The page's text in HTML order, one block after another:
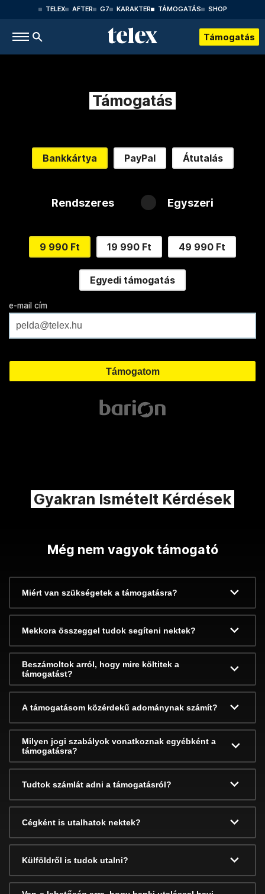
TELEX AFTER G7 KARAKTER TÁMOGATÁS SHOP
Támogatás
Támogatás
Bankkártya PayPal Átutalás
Rendszeres Egyszeri
9 990 Ft 19 990 Ft 49 990 Ft
Egyedi támogatás
e-mail cím
Gyakran Ismételt Kérdések
Még nem vagyok támogató
Miért van szükségetek a támogatásra?
Mekkora összeggel tudok segíteni nektek?
Beszámoltok arról, hogy mire költitek a
támogatást?
A támogatásom közérdekű adománynak számít?
Milyen jogi szabályok vonatkoznak egyébként a
támogatásra?
Tudtok számlát adni a támogatásról?
Cégként is utalhatok nektek?
Külföldről is tudok utalni?